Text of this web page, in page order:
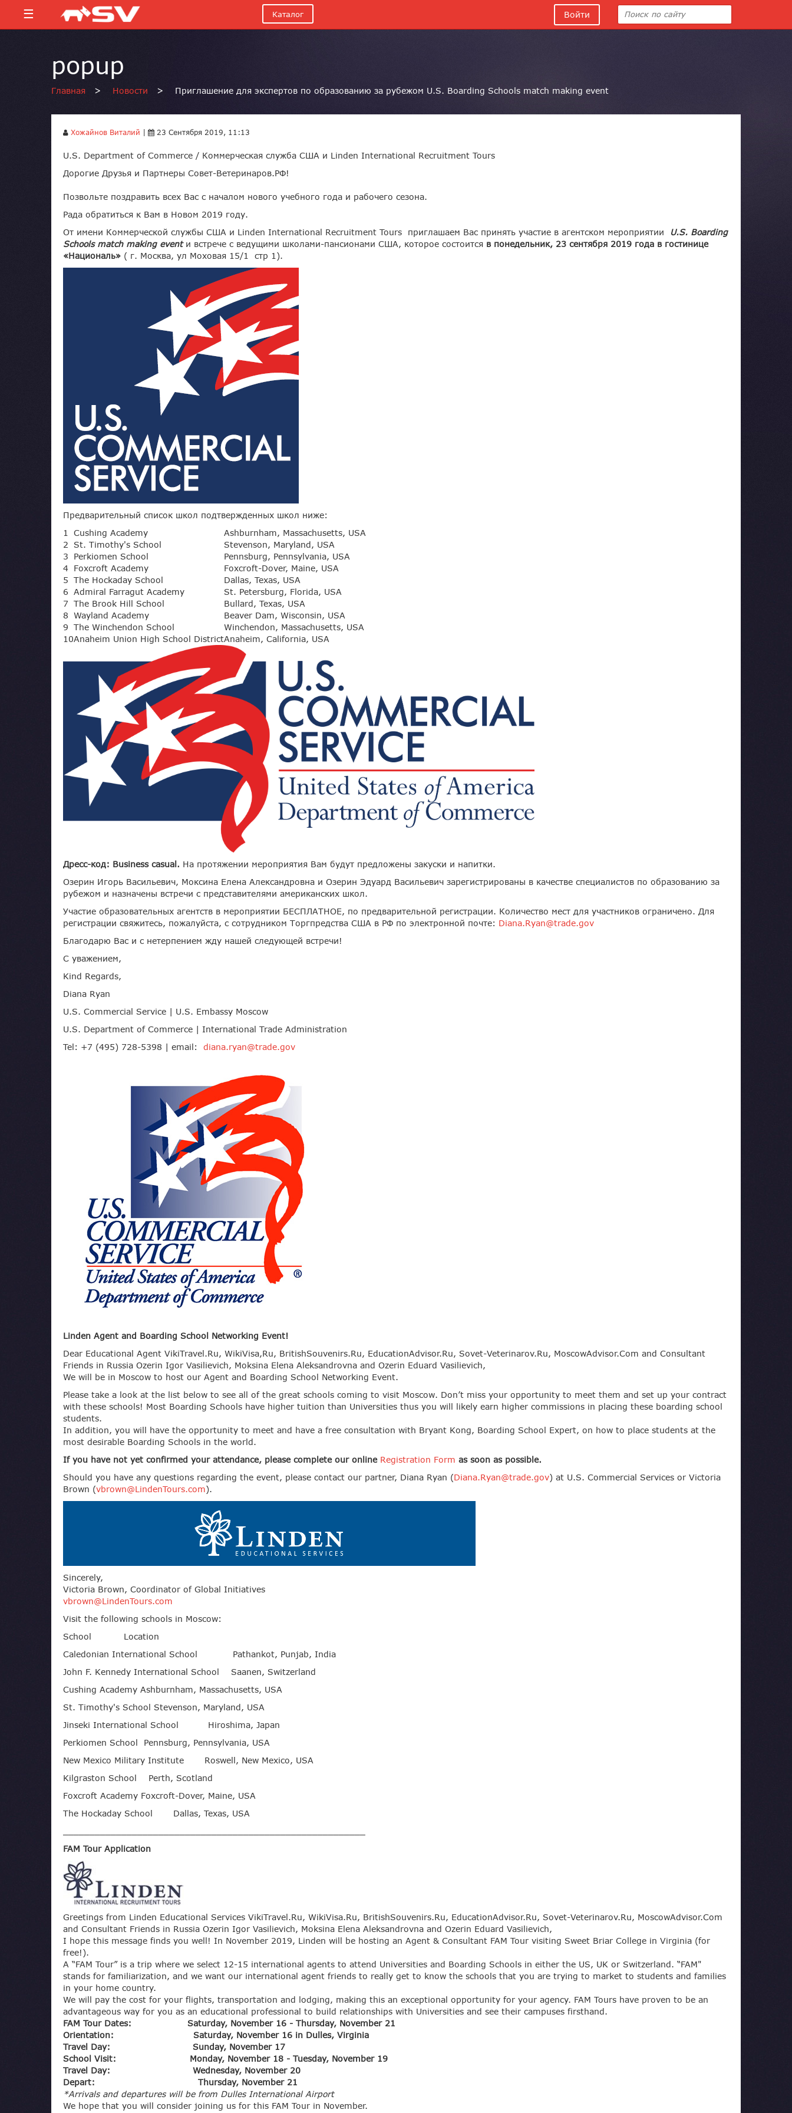
☰ Каталог Войти
popup
Главная > Новости > Приглашение для экспертов по образованию за рубежом U.S. Boarding Schools match making event
Хожайнов Виталий 23 Сентября 2019, 11:13
U.S. Department of Commerce / Коммерческая служба США и Linden International Recruitment Tours
Дорогие Друзья и Партнеры Совет-Ветеринаров.РФ!
Позвольте поздравить всех Вас с началом нового учебного года и рабочего сезона.
Рада обратиться к Вам в Новом 2019 году.
От имени Коммерческой службы США и Linden International Recruitment Tours приглашаем Вас принять участие в агентском мероприятии
U.S. Boarding
Schools match making eventи встрече с ведущими школами-пансионами США, которое состоится в понедельник, 23 сентября 2019 года в гостинице
«Националь» ( г. Москва, ул Моховая 15/1 стр 1).
Предварительный список школ подтвержденных школ ниже:
1 Cushing Academy
Ashburnham, Massachusetts, USA
2
St. Timothy's School
Stevenson, Maryland, USA
3
Perkiomen School
Pennsburg, Pennsylvania, USA
4 Foxcroft Academy
Foxcroft-Dover, Maine, USA
5 The Hockaday School
Dallas, Texas, USA
6 Admiral Farragut Academy
St. Petersburg, Florida, USA
7 The Brook Hill School
Bullard, Texas, USA
8 Wayland Academy
Beaver Dam, Wisconsin, USA
9 The Winchendon School
Winchendon, Massachusetts, USA
10Anaheim Union High School DistrictAnaheim, California, USA
Дресс-код: Business casual. На протяжении мероприятия Вам будут предложены закуски и напитки.
Озерин Игорь Васильевич, Моксина Елена Александровна и Озерин Эдуард Васильевич зарегистрированы в качестве специалистов по образованию за
рубежом и назначены встречи с представителями американских школ.
Участие образовательных агентств в мероприятии БЕСПЛАТНОЕ, по предварительной регистрации. Количество мест для участников ограничено. Для
регистрации свяжитесь, пожалуйста, с сотрудником Торгпредства США в РФ по электронной почте: Diana.Ryan@trade.gov
Благодарю Вас и с нетерпением жду нашей следующей встречи!
С уважением,
Kind Regards,
Diana Ryan
U.S. Commercial Service | U.S. Embassy Moscow
U.S. Department of Commerce | International Trade Administration
Tel: +7 (495) 728-5398 | email: diana.ryan@trade.gov
Linden Agent and Boarding School Networking Event!
Dear Educational Agent VikiTravel.Ru, WikiVisa,Ru, BritishSouvenirs.Ru, EducationAdvisor.Ru, Sovet-Veterinarov.Ru, MoscowAdvisor.Com and Consultant
Friends in Russia Ozerin Igor Vasilievich, Moksina Elena Aleksandrovna and Ozerin Eduard Vasilievich,
We will be in Moscow to host our Agent and Boarding School Networking Event.
Please take a look at the list below to see all of the great schools coming to visit Moscow. Don’t miss your opportunity to meet them and set up your contract
with these schools! Most Boarding Schools have higher tuition than Universities thus you will likely earn higher commissions in placing these boarding school
students.
In addition, you will have the opportunity to meet and have a free consultation with Bryant Kong, Boarding School Expert, on how to place students at the
most desirable Boarding Schools in the world.
If you have not yet confirmed your attendance, please complete our online Registration Form as soon as possible.
Should you have any questions regarding the event, please contact our partner, Diana Ryan (Diana.Ryan@trade.gov) at U.S. Commercial Services or Victoria
Brown (vbrown@LindenTours.com).
Sincerely,
Victoria Brown, Coordinator of Global Initiatives
vbrown@LindenTours.com
Visit the following schools in Moscow:
School Location
Caledonian International School Pathankot, Punjab, India
John F. Kennedy International School Saanen, Switzerland
Cushing Academy Ashburnham, Massachusetts, USA
St. Timothy's School Stevenson, Maryland, USA
Jinseki International School Hiroshima, Japan
Perkiomen School Pennsburg, Pennsylvania, USA
New Mexico Military Institute Roswell, New Mexico, USA
Kilgraston School Perth, Scotland
Foxcroft Academy Foxcroft-Dover, Maine, USA
The Hockaday School Dallas, Texas, USA
FAM Tour Application
Greetings from Linden Educational Services VikiTravel.Ru, WikiVisa.Ru, BritishSouvenirs.Ru, EducationAdvisor.Ru, Sovet-Veterinarov.Ru, MoscowAdvisor.Com
and Consultant Friends in Russia Ozerin Igor Vasilievich, Moksina Elena Aleksandrovna and Ozerin Eduard Vasilievich,
I hope this message finds you well! In November 2019, Linden will be hosting an Agent & Consultant FAM Tour visiting Sweet Briar College in Virginia (for
free!).
A “FAM Tour” is a trip where we select 12-15 international agents to attend Universities and Boarding Schools in either the US, UK or Switzerland. “FAM"
stands for familiarization, and we want our international agent friends to really get to know the schools that you are trying to market to students and families
in your home country.
We will pay the cost for your flights, transportation and lodging, making this an exceptional opportunity for your agency. FAM Tours have proven to be an
advantageous way for you as an educational professional to build relationships with Universities and see their campuses firsthand.
FAM Tour Dates: Saturday, November 16 - Thursday, November 21
Orientation: Saturday, November 16 in Dulles, Virginia
Travel Day: Sunday, November 17
School Visit: Monday, November 18 - Tuesday, November 19
Travel Day: Wednesday, November 20
Depart: Thursday, November 21
*Arrivals and departures will be from Dulles International Airport
We hope that you will consider joining us for this FAM Tour in November.